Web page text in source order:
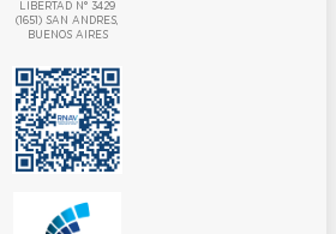
LIBERTAD N° 3429
(1651) SAN ANDRES,
BUENOS AIRES